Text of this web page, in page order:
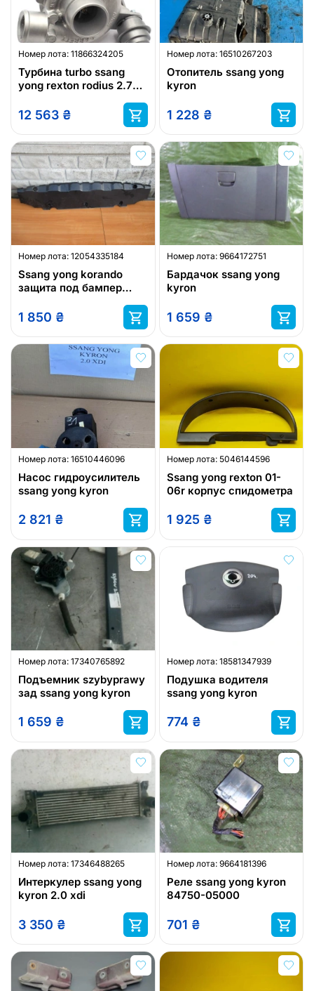
Номер лота: 11866324205
Турбина turbo ssang
yong rexton rodius 2.7
12 563 ₴
Номер лота: 16510267203
Отопитель ssang yong
kyron
1 228 ₴
Номер лота: 12054335184
Ssang yong korando
защита под бампер
1 850 ₴
Номер лота: 9664172751
Бардачок ssang yong
kyron
1 659 ₴
Номер лота: 16510446096
Насос гидроусилитель
ssang yong kyron
2 821 ₴
Номер лота: 5046144596
Ssang yong rexton 01-
06r корпус спидометра
1 925 ₴
Номер лота: 17340765892
Подъемник szybyprawy
зад ssang yong kyron
1 659 ₴
Номер лота: 18581347939
Подушка водителя
ssang yong kyron
774 ₴
Номер лота: 17346488265
Интеркулер ssang yong
kyron 2.0 xdi
3 350 ₴
Номер лота: 9664181396
Реле ssang yong kyron
84750-05000
701 ₴